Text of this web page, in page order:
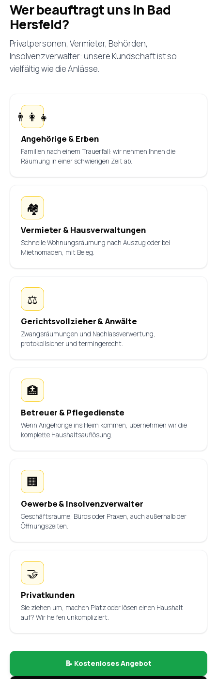
Wer beauftragt uns in Bad
Hersfeld?
Privatpersonen, Vermieter, Behörden,
Insolvenzverwalter: unsere Kundschaft ist so
vielfältig wie die Anlässe.
👨‍👩‍👧
Angehörige & Erben
Familien nach einem Trauerfall: wir nehmen Ihnen die
Räumung in einer schwierigen Zeit ab.
🏘️
Vermieter & Hausverwaltungen
Schnelle Wohnungsräumung nach Auszug oder bei
Mietnomaden, mit Beleg.
⚖️
Gerichtsvollzieher & Anwälte
Zwangsräumungen und Nachlassverwertung,
protokollsicher und termingerecht.
🏥
Betreuer & Pflegedienste
Wenn Angehörige ins Heim kommen, übernehmen wir die
komplette Haushaltsauflösung.
🏢
Gewerbe & Insolvenzverwalter
Geschäftsräume, Büros oder Praxen, auch außerhalb der
Öffnungszeiten.
🤝
Privatkunden
Sie ziehen um, machen Platz oder lösen einen Haushalt
auf? Wir helfen unkompliziert.
📝 Kostenloses Angebot